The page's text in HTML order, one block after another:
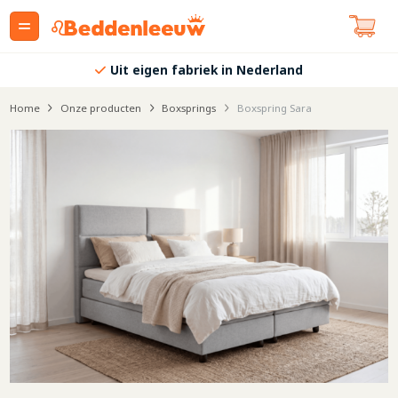
Uit eigen fabriek in Nederland
Home Onze producten Boxsprings Boxspring Sara